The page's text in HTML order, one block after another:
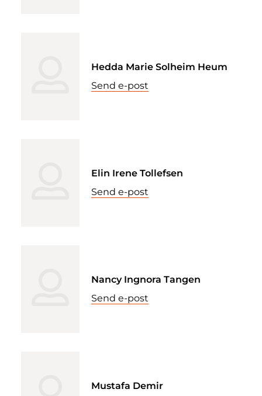
Hedda Marie Solheim Heum
Send e-post
Elin Irene Tollefsen
Send e-post
Nancy Ingnora Tangen
Send e-post
Mustafa Demir